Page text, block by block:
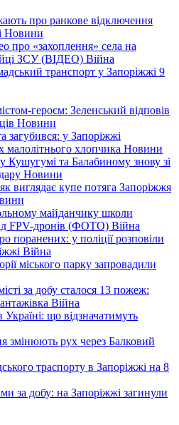
про ранкове відключення
Новини
про «захоплення» села на
ЗСУ (ВІДЕО) Війна
транспорт у Запоріжжі 9
героєм: Зеленський відповів
Новини
загубився: у Запоріжжі
малолітнього хлопчика Новини
Кушугумі та Балабиному знову зі
Новини
виглядає купе потяга Запоріжжя
майданчику школи
FPV-дронів (ФОТО) Війна
поранених: у поліції розповіли
Війна
міського парку запровадили
за добу сталося 13 пожеж:
Війна
що відзначатимуть
змінюють рух через Балковий
траспорту в Запоріжжі на 8
за добу: на Запоріжжі загинули